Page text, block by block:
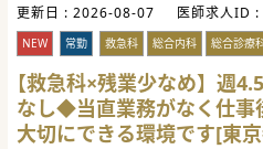
更新日 : 2026-08-07 医師求人ID :
NEW 常勤 救急科 総合内科 総合診療
【救急科×残業少なめ】週
なし◆当直業務がなく仕事
大切にできる環境です[東